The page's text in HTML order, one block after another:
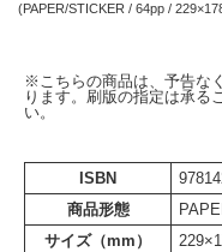
(PAPER/STICKER / 64pp /
※こちらの商品は、予告な
ります。刷版の指定は承る
い。
ISBN
商品形態
サイズ（mm）